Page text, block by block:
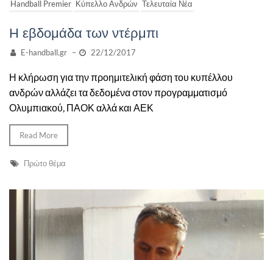
Handball Premier Κύπελλο Ανδρών Τελευταία Νέα
Η εβδομάδα των ντέρμπι
E-handball.gr – 22/12/2017
Η κλήρωση για την προημιτελική φάση του κυπέλλου
ανδρών αλλάζει τα δεδομένα στον προγραμματισμό
Ολυμπιακού, ΠΑΟΚ αλλά και ΑΕΚ
Read More
Πρώτο θέμα